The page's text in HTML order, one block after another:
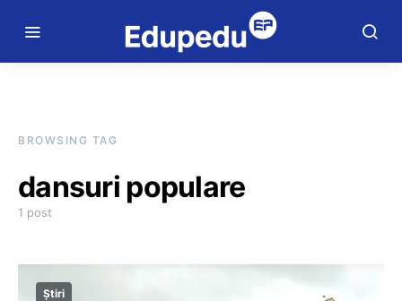
BROWSING TAG
dansuri populare
1 post
Știri